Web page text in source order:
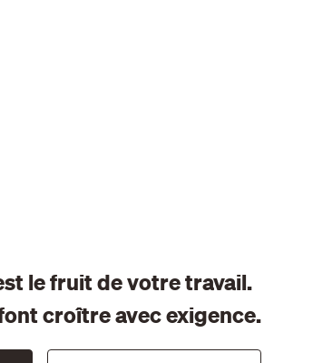
le fruit de votre travail.
croître avec exigence.